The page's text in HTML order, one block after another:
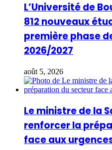
L’Université de
812 nouveaux
première phase
2026/2027
août 5, 2026
Le ministre de la
renforcer la
face aux